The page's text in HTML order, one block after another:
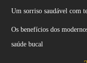
Um sorriso saudável com
Os benefícios dos
saúde bucal